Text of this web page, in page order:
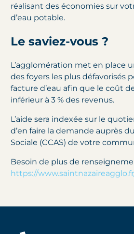
réalisant des économies sur
d’eau potable.
Le saviez-vous ?
L’agglomération met en place
des foyers les plus défavorisés
facture d’eau afin que le coût
inférieur à 3 % des revenus.
L’aide sera indexée sur le
d’en faire la demande auprès
Sociale (CCAS) de votre
Besoin de plus de
https://